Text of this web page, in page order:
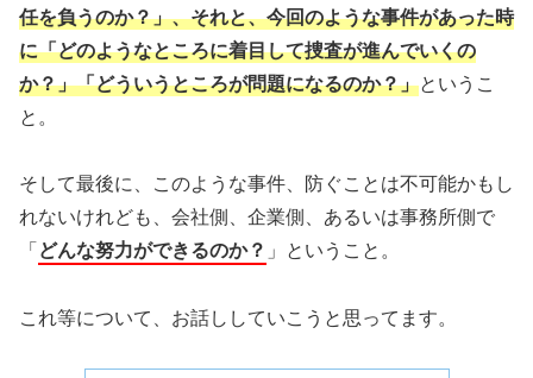
任を負うのか？」、それと、今回のような事件があった時
に「どのようなところに着目して捜査が進んでいくの
か？」「どういうところが問題になるのか？」というこ
と。
そして最後に、このような事件、防ぐことは不可能かもし
れないけれども、会社側、企業側、あるいは事務所側で
「どんな努力ができるのか？ 」ということ。
これ等について、お話ししていこうと思ってます。